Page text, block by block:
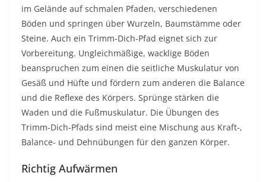
im Gelände auf schmalen Pfaden, verschiedenen
Böden und springen über Wurzeln, Baumstämme oder
Steine. Auch ein Trimm-Dich-Pfad eignet sich zur
Vorbereitung. Ungleichmäßige, wacklige Böden
beanspruchen zum einen die seitliche Muskulatur von
Gesäß und Hüfte und fördern zum anderen die Balance
und die Reflexe des Körpers. Sprünge stärken die
Waden und die Fußmuskulatur. Die Übungen des
Trimm-Dich-Pfads sind meist eine Mischung aus Kraft-,
Balance- und Dehnübungen für den ganzen Körper.
Richtig Aufwärmen